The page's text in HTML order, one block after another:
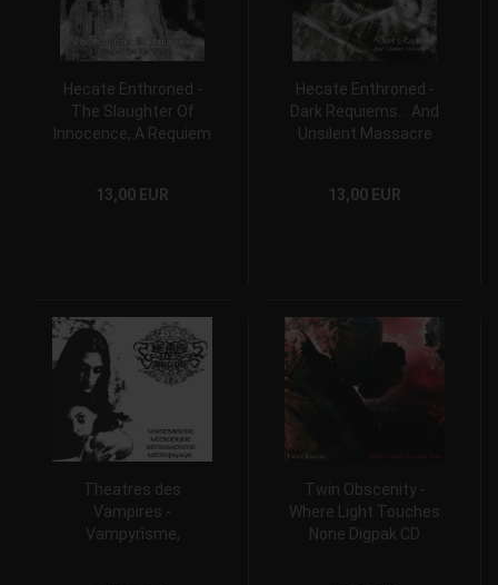
Hecate Enthroned -
The Slaughter Of
Innocence, A Requiem
13,00 EUR
Hecate Enthroned -
Dark Requiems... And
Unsilent Massacre
13,00 EUR
Theatres des
Vampires -
Vampyrìsme,
Twin Obscenity -
Where Light Touches
None Digpak CD